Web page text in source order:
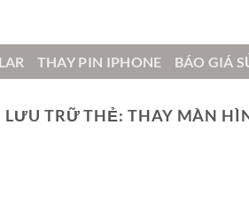
THAY PIN IPHONE BÁO GIÁ
LƯU TRỮ THẺ: THAY MÀN